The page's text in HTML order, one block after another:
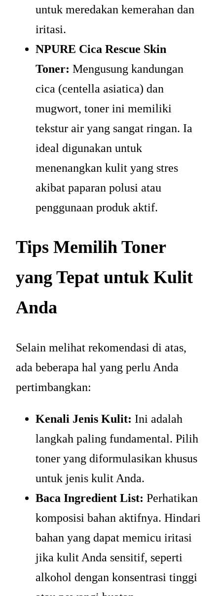
untuk meredakan kemerahan dan
iritasi.
NPURE Cica Rescue Skin
Toner: Mengusung kandungan
cica (centella asiatica) dan
mugwort, toner ini memiliki
tekstur air yang sangat ringan. Ia
ideal digunakan untuk
menenangkan kulit yang stres
akibat paparan polusi atau
penggunaan produk aktif.
Tips Memilih Toner
yang Tepat untuk Kulit
Anda
Selain melihat rekomendasi di atas,
ada beberapa hal yang perlu Anda
pertimbangkan:
Kenali Jenis Kulit: Ini adalah
langkah paling fundamental. Pilih
toner yang diformulasikan khusus
untuk jenis kulit Anda.
Baca Ingredient List: Perhatikan
komposisi bahan aktifnya. Hindari
bahan yang dapat memicu iritasi
jika kulit Anda sensitif, seperti
alkohol dengan konsentrasi tinggi